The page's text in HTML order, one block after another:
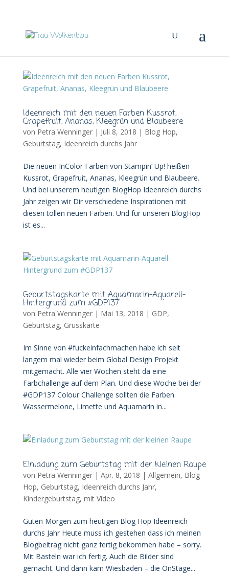
Ideenreich mit den neuen Farben Kussrot,
Grapefruit, Ananas, Kleegrün und Blaubeere
von Petra Wenninger| Juli 8, 2018 | Blog Hop,
Geburtstag, Ideenreich durchs Jahr
Die neuen InColor Farben von Stampin‘ Up! heißen
Kussrot, Grapefruit, Ananas, Kleegrün und Blaubeere.
Und bei unserem heutigen BlogHop Ideenreich durchs
Jahr zeigen wir Dir verschiedene Inspirationen mit
diesen tollen neuen Farben. Und für unseren BlogHop
ist es...
Geburtstagskarte mit Aquamarin-Aquarell-
Hintergrund zum #GDP137
von Petra Wenninger| Mai 13, 2018 | GDP,
Geburtstag, Grusskarte
Im Sinne von #fuckeinfachmachen habe ich seit
langem mal wieder beim Global Design Projekt
mitgemacht. Alle vier Wochen steht da eine
Farbchallenge auf dem Plan. Und diese Woche bei der
#GDP137 Colour Challenge sollten die Farben
Wassermelone, Limette und Aquamarin in...
Einladung zum Geburtstag mit der kleinen Raupe
von Petra Wenninger| Apr. 8, 2018 | Allgemein, Blog
Hop, Geburtstag, Ideenreich durchs Jahr,
Kindergeburtstag, mit Video
Guten Morgen zum heutigen Blog Hop Ideenreich
durchs Jahr Heute muss ich gestehen dass ich meinen
Blogbeitrag nicht ganz fertig bekommen habe – sorry.
Mit Basteln war ich fertig. Auch die Bilder sind
gemacht. Und dann kam Wiesbaden – die OnStage...